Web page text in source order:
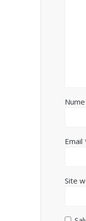
Email
Site